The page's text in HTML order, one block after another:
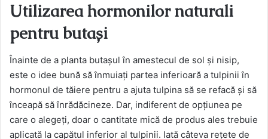
Utilizarea hormonilor naturali
pentru butași
Înainte de a planta butașul în amestecul de sol și nisip,
este o idee bună să înmuiați partea inferioară a tulpinii în
hormonul de tăiere pentru a ajuta tulpina să se refacă și să
înceapă să înrădăcineze. Dar, indiferent de opțiunea pe
care o alegeți, doar o cantitate mică de produs ales trebuie
aplicată la capătul inferior al tulpinii. Iată câteva rețete de